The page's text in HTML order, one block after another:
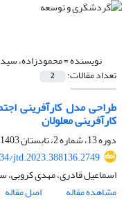
نویسنده =محمودزاده،
تعداد مقالات: 2
طراحی مدل کارآفرینی
کارآفرینی معلولان
دوره 13، شماره 2، تابستان 1403، صفحه
jtd.2023.388136.2749
اسماعیل قادری، مهدی
مشاهده مقاله
اصل مقاله